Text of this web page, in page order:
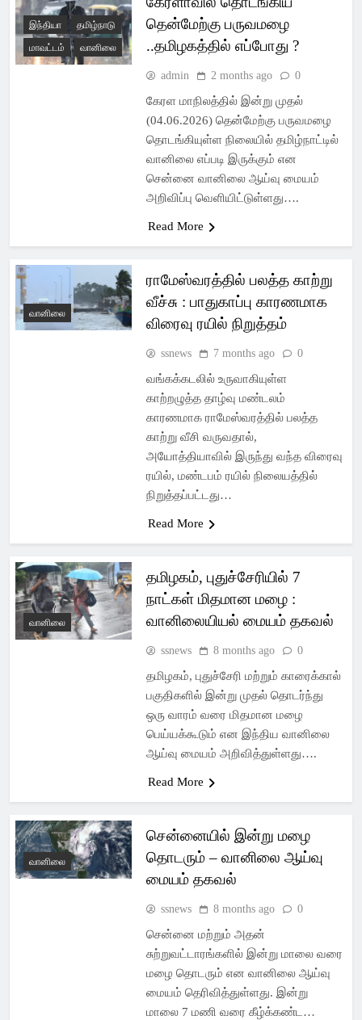
Latest Pondicherry
News, India News,
World News –
SSsnews
இந்தியா
தமிழ்நாடு
மாவட்டம்
வானிலை
தென்மேற்கு பருவமழை
..தமிழகத்தில் எப்போது ?
admin 2 months ago 0
கேரள மாநிலத்தில் இன்று முதல்
(04.06.2026) தென்மேற்கு பருவமழை
தொடங்கியுள்ள நிலையில் தமிழ்நாட்டில்
வானிலை எப்படி இருக்கும் என
சென்னை வானிலை ஆய்வு மையம்
அறிவிப்பு வெளியிட்டுள்ளது….
Read More
வானிலை
ராமேஸ்வரத்தில் பலத்த காற்று
வீச்சு : பாதுகாப்பு காரணமாக
விரைவு ரயில் நிறுத்தம்
ssnews 7 months ago 0
வங்கக்கடலில் உருவாகியுள்ள
காற்றழுத்த தாழ்வு மண்டலம்
காரணமாக ராமேஸ்வரத்தில் பலத்த
காற்று வீசி வருவதால்,
அயோத்தியாவில் இருந்து வந்த விரைவு
ரயில், மண்டபம் ரயில் நிலையத்தில்
நிறுத்தப்பட்டது…
Read More
வானிலை
தமிழகம், புதுச்சேரியில் 7
நாட்கள் மிதமான மழை :
வானிலையியல் மையம் தகவல்
ssnews 8 months ago 0
தமிழகம், புதுச்சேரி மற்றும் காரைக்கால்
பகுதிகளில் இன்று முதல் தொடர்ந்து
ஒரு வாரம் வரை மிதமான மழை
பெய்யக்கூடும் என இந்திய வானிலை
ஆய்வு மையம் அறிவித்துள்ளது….
Read More
வானிலை
சென்னையில் இன்று மழை
தொடரும் – வானிலை ஆய்வு
மையம் தகவல்
ssnews 8 months ago 0
சென்னை மற்றும் அதன்
சுற்றுவட்டாரங்களில் இன்று மாலை வரை
மழை தொடரும் என வானிலை ஆய்வு
மையம் தெரிவித்துள்ளது. இன்று
மாலை 7 மணி வரை கீழ்க்கண்ட…